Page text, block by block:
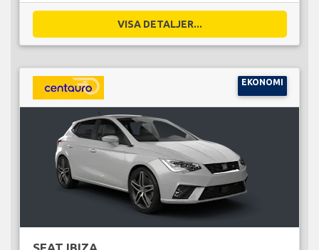
VISA DETALJER...
EKONOMI
SEAT IBIZA